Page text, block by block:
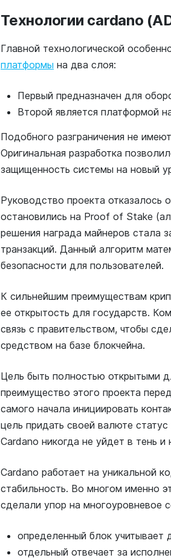
Технологии cardano
Главной технологической
платформы на два слоя:
Первый предназначен для
Второй является платформой
Подобного разграничения не
Оригинальная разработка
защищенность системы на новый
Руководство проекта отказалось
остановились на Proof of Stake
решения награда майнеров стала
транзакций. Данный алгоритм
безопасности для пользователей.
К сильнейшим преимуществам
ее открытость для государств.
связь с правительством, чтобы
средством на базе блокчейна.
Цель быть полностью открытыми
преимущество этого проекта
самого начала инициировать
цель придать своей валюте
Cardano никогда не уйдет в тень
Cardano работает на уникальной
стабильность. Во многом именно
сделали упор на многоуровневое
определенный блок учитывает
отдельный отвечает за